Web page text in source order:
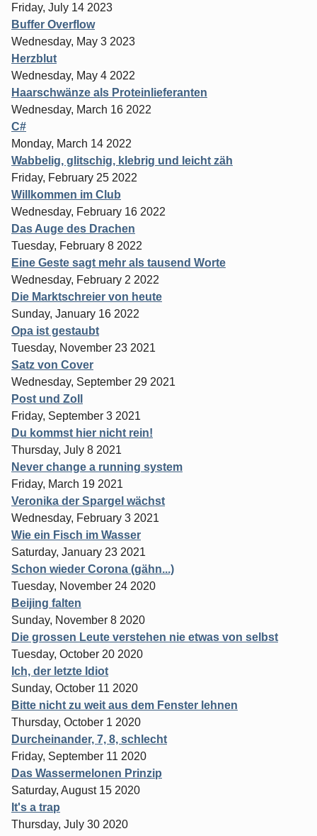
Friday, July 14 2023
Buffer Overflow
Wednesday, May 3 2023
Herzblut
Wednesday, May 4 2022
Haarschwänze als Proteinlieferanten
Wednesday, March 16 2022
C#
Monday, March 14 2022
Wabbelig, glitschig, klebrig und leicht zäh
Friday, February 25 2022
Willkommen im Club
Wednesday, February 16 2022
Das Auge des Drachen
Tuesday, February 8 2022
Eine Geste sagt mehr als tausend Worte
Wednesday, February 2 2022
Die Marktschreier von heute
Sunday, January 16 2022
Opa ist gestaubt
Tuesday, November 23 2021
Satz von Cover
Wednesday, September 29 2021
Post und Zoll
Friday, September 3 2021
Du kommst hier nicht rein!
Thursday, July 8 2021
Never change a running system
Friday, March 19 2021
Veronika der Spargel wächst
Wednesday, February 3 2021
Wie ein Fisch im Wasser
Saturday, January 23 2021
Schon wieder Corona (gähn...)
Tuesday, November 24 2020
Beijing falten
Sunday, November 8 2020
Die grossen Leute verstehen nie etwas von selbst
Tuesday, October 20 2020
Ich, der letzte Idiot
Sunday, October 11 2020
Bitte nicht zu weit aus dem Fenster lehnen
Thursday, October 1 2020
Durcheinander, 7, 8, schlecht
Friday, September 11 2020
Das Wassermelonen Prinzip
Saturday, August 15 2020
It's a trap
Thursday, July 30 2020